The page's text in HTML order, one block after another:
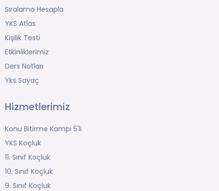
Sıralama Hesapla
YKS Atlas
Kişilik Testi
Etkinliklerimiz
Ders Notları
Yks Sayaç
Hizmetlerimiz
Konu Bitirme Kampı 5'li
YKS Koçluk
11. Sınıf Koçluk
10. Sınıf Koçluk
9. Sınıf Koçluk